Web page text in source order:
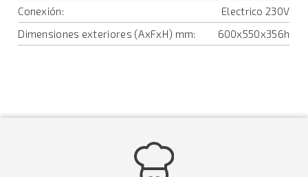
Conexión:
Electrico 230V
Dimensiones exteriores (AxFxH) mm:
600x550x356h